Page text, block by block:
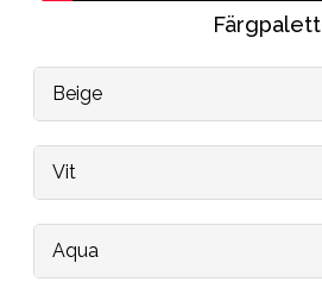
Färgpalett
Beige
Vit
Aqua